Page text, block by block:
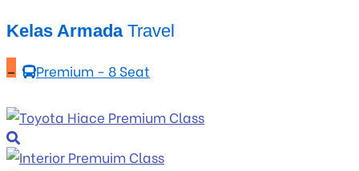
Kelas ArmadaTravel
_
Premium - 8 Seat